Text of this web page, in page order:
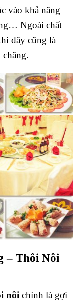
vào khả năng
Ngoài chất
đây cũng là
chăng.
– Thôi Nôi
nôi chính là gợi